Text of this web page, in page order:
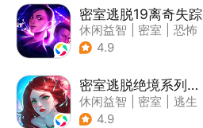
密室逃脱19离奇失踪
休闲益智 密室
恐怖
| 密室逃脱
4.9
密室逃脱绝境系列4迷失森林
休闲益智 密室
逃生
| 密室逃脱
4.9